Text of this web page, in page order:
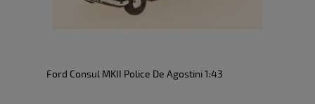
Ford Consul MKII Police De Agostini 1:43